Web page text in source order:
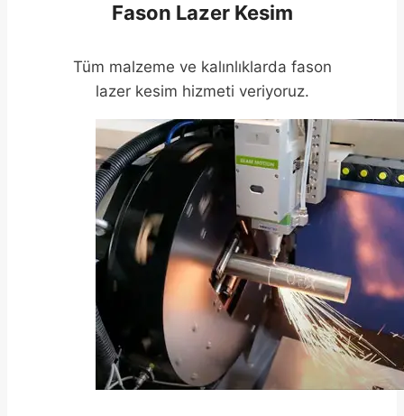
Fason Lazer Kesim
Tüm malzeme ve kalınlıklarda fason
lazer kesim hizmeti veriyoruz.